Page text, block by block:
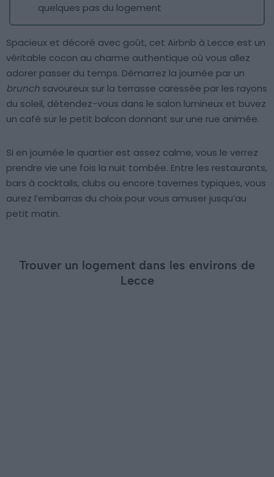
quelques pas du logement
Spacieux et décoré avec goût, cet Airbnb à Lecce est un
véritable cocon au charme authentique où vous allez
adorer passer du temps. Démarrez la journée par un
brunch savoureux sur la terrasse caressée par les rayons
du soleil, détendez-vous dans le salon lumineux et buvez
un café sur le petit balcon donnant sur une rue animée.
Si en journée le quartier est assez calme, vous le verrez
prendre vie une fois la nuit tombée. Entre les restaurants,
bars à cocktails, clubs ou encore tavernes typiques, vous
aurez l’embarras du choix pour vous amuser jusqu’au
petit matin.
Trouver un logement dans les environs de
Lecce